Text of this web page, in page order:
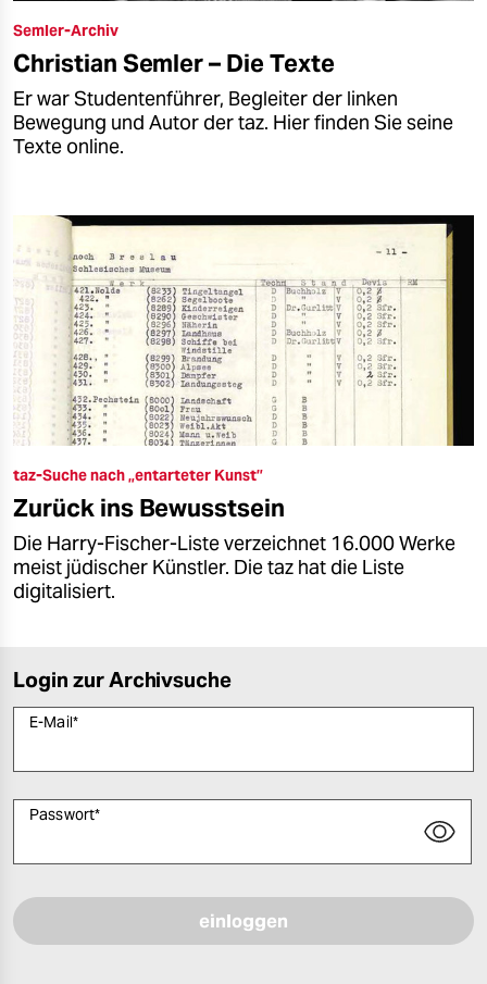
Semler-Archiv
Christian Semler – Die Texte
Er war Studentenführer, Begleiter der linken
Bewegung und Autor der taz. Hier finden Sie seine
Texte online.
taz-Suche nach „entarteter Kunst”
Zurück ins Bewusstsein
Die Harry-Fischer-Liste verzeichnet 16.000 Werke
meist jüdischer Künstler. Die taz hat die Liste
digitalisiert.
Login zur Archivsuche
E-Mail*
Passwort*